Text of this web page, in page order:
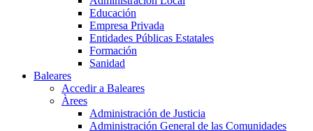
Educación
Empresa Privada
Entidades Públicas Estatales
Formación
Sanidad
Baleares
Accedir a Baleares
Àrees
Administración de Justicia
Administración General de las Comunidades